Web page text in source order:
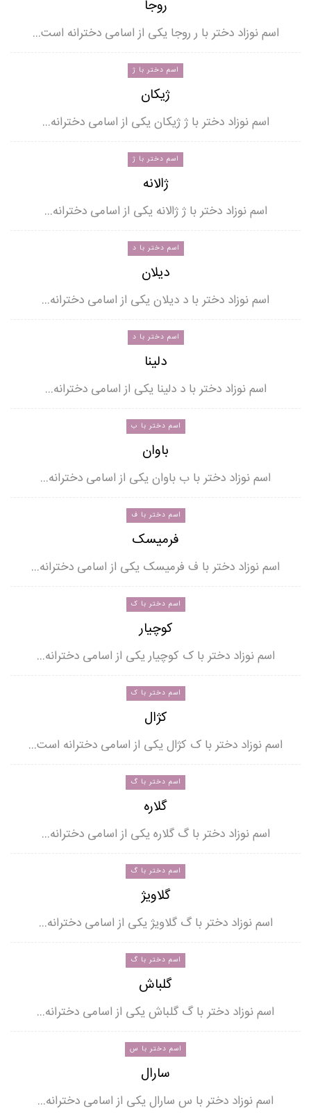
روجا
اسم نوزاد دختر با ر روجا یکی از اسامی دخترانه است…
اسم دختر با ژ
ژیکان
اسم نوزاد دختر با ژ ژیکان یکی از اسامی دخترانه…
اسم دختر با ژ
ژالانه
اسم نوزاد دختر با ژ ژالانه یکی از اسامی دخترانه…
اسم دختر با د
دیلان
اسم نوزاد دختر با د دیلان یکی از اسامی دخترانه…
اسم دختر با د
دلینا
اسم نوزاد دختر با د دلینا یکی از اسامی دخترانه…
اسم دختر با ب
باوان
اسم نوزاد دختر با ب باوان یکی از اسامی دخترانه…
اسم دختر با ف
فرمیسک
اسم نوزاد دختر با ف فرمیسک یکی از اسامی دخترانه…
اسم دختر با ک
کوچیار
اسم نوزاد دختر با ک کوچیار یکی از اسامی دخترانه…
اسم دختر با ک
کژال
اسم نوزاد دختر با ک کژال یکی از اسامی دخترانه است…
اسم دختر با گ
گلاره
اسم نوزاد دختر با گ گلاره یکی از اسامی دخترانه…
اسم دختر با گ
گلاویژ
اسم نوزاد دختر با گ گلاویژ یکی از اسامی دخترانه…
اسم دختر با گ
گلباش
اسم نوزاد دختر با گ گلباش یکی از اسامی دخترانه…
اسم دختر با س
سارال
اسم نوزاد دختر با س سارال یکی از اسامی دخترانه…